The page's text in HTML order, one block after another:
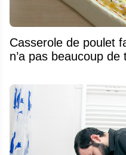
Casserole de poulet
n’a pas beaucoup de